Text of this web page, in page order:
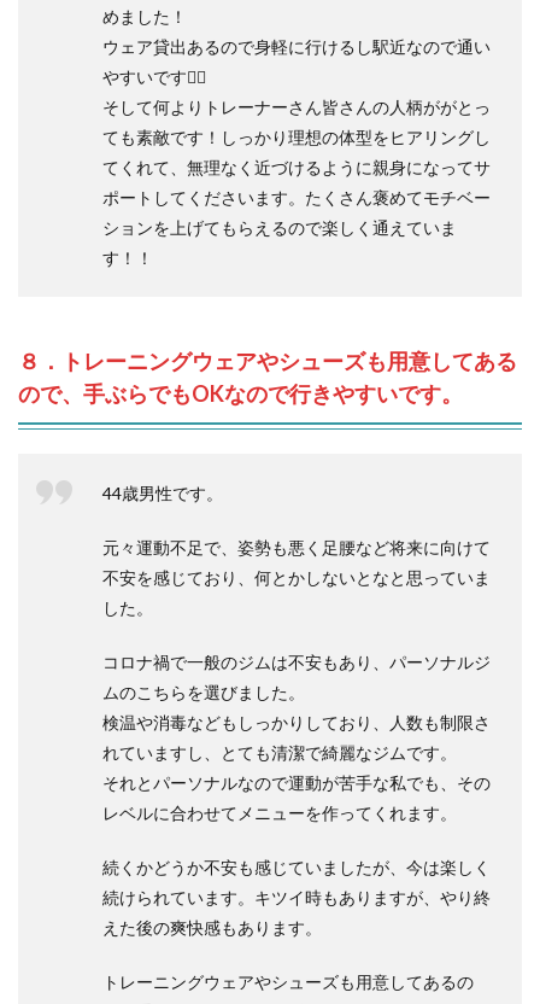
めました！
ウェア貸出あるので身軽に行けるし駅近なので通い
やすいです🙆‍♀️
そして何よりトレーナーさん皆さんの人柄ががとっ
ても素敵です！しっかり理想の体型をヒアリングし
てくれて、無理なく近づけるように親身になってサ
ポートしてくださいます。たくさん褒めてモチベー
ションを上げてもらえるので楽しく通えていま
す！！
８．トレーニングウェアやシューズも用意してある
ので、手ぶらでもOKなので行きやすいです。
44歳男性です。
元々運動不足で、姿勢も悪く足腰など将来に向けて
不安を感じており、何とかしないとなと思っていま
した。
コロナ禍で一般のジムは不安もあり、パーソナルジ
ムのこちらを選びました。
検温や消毒などもしっかりしており、人数も制限さ
れていますし、とても清潔で綺麗なジムです。
それとパーソナルなので運動が苦手な私でも、その
レベルに合わせてメニューを作ってくれます。
続くかどうか不安も感じていましたが、今は楽しく
続けられています。キツイ時もありますが、やり終
えた後の爽快感もあります。
トレーニングウェアやシューズも用意してあるの